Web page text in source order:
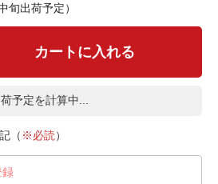
出荷予定）
カートに入れる
予定を計算中...
（ ※必読）
録